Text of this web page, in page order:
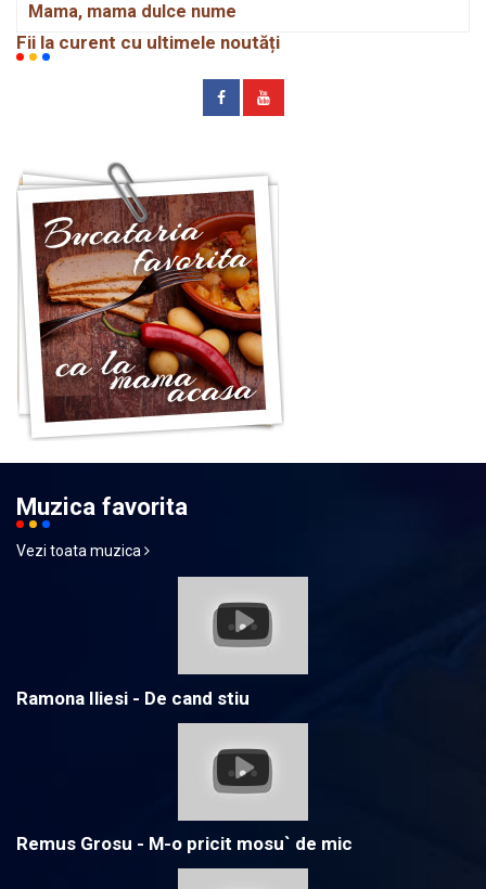
Mama, mama dulce nume
Fii la curent cu ultimele noutăți
Muzica favorita
Vezi toata muzica
Ramona Iliesi - De cand stiu
Remus Grosu - M-o pricit mosu` de mic